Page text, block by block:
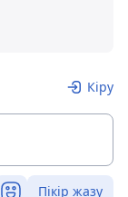
Кіру
Пікір жазу